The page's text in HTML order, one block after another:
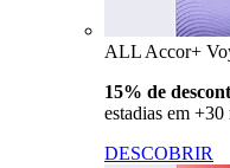
ALL Accor+
15% de
estadias em +30
DESCOBRIR